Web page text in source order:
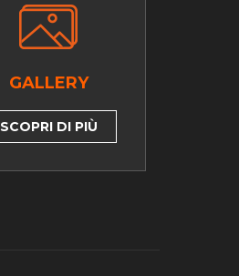
GALLERY
SCOPRI DI PIÙ